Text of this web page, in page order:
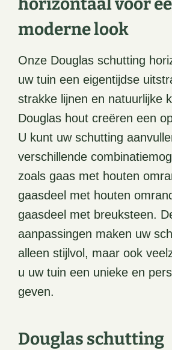
moderne look
Onze Douglas schutting
uw tuin een eigentijdse
strakke lijnen en natuurlijke
Douglas hout creëren een
U kunt uw schutting
verschillende
zoals gaas met houten
gaasdeel met houten
gaasdeel met breuksteen.
aanpassingen maken uw
alleen stijlvol, maar ook
u uw tuin een unieke en
geven.
Douglas schutting